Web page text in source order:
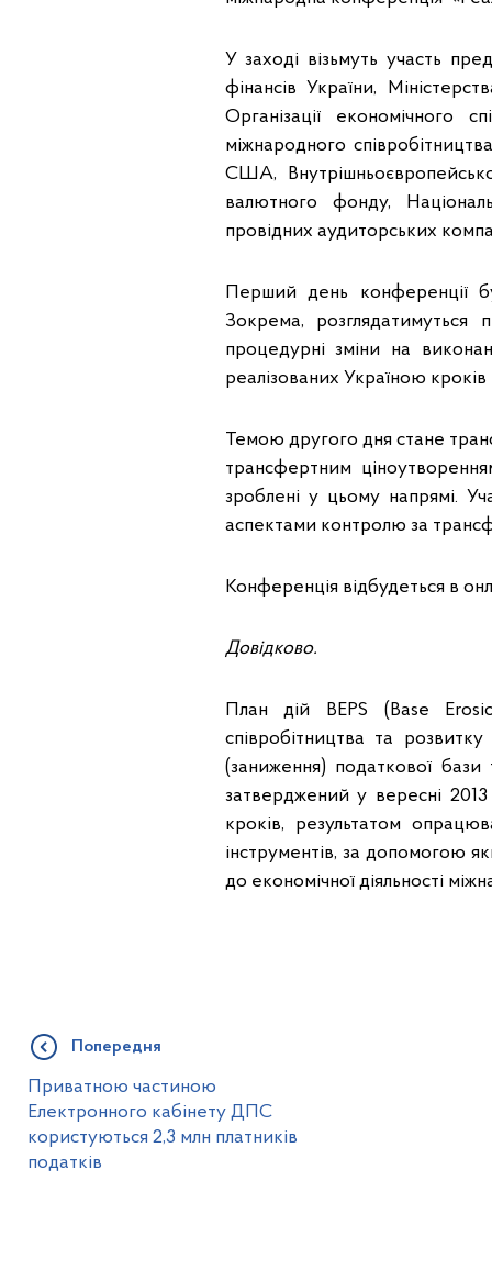
У заході візьмуть участь
фінансів України,
Організації економічного
міжнародного
США,
валютного фонду,
провідних аудиторських
Перший день конференції
Зокрема, розглядатимуться
процедурні зміни на
реалізованих Україною кроків
Темою другого дня стане
трансфертним
зроблені у цьому напрямі.
аспектами контролю за
Конференція відбудеться в
Довідково.
План дій BEPS (Base
співробітництва та
(заниження) податкової
затверджений у вересні
кроків, результатом
інструментів, за допомогою
до економічної діяльності
Попередня
Приватною частиною
Електронного кабінету ДПС
користуються 2,3 млн платників
податків